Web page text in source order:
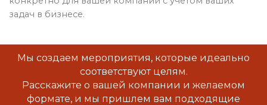
задач в бизнесе.
Мы создаем мероприятия, которые идеально
соответствуют целям.
Расскажите о вашей компании и желаемом
формате, и мы пришлем вам подходящие